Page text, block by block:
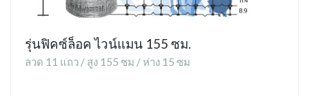
รุ่นฟิคซ์ล็อค ไวน์แมน 155 ซม.
ลวด 11 แถว / สูง 155 ซม / ห่าง 15 ซม